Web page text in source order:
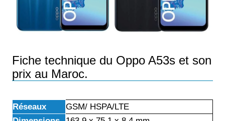
Fiche technique du Oppo A53s et son
prix au Maroc.
Réseaux
GSM/ HSPA/LTE